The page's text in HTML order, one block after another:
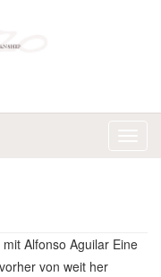
Alfonso Aguilar Eine
von weit her